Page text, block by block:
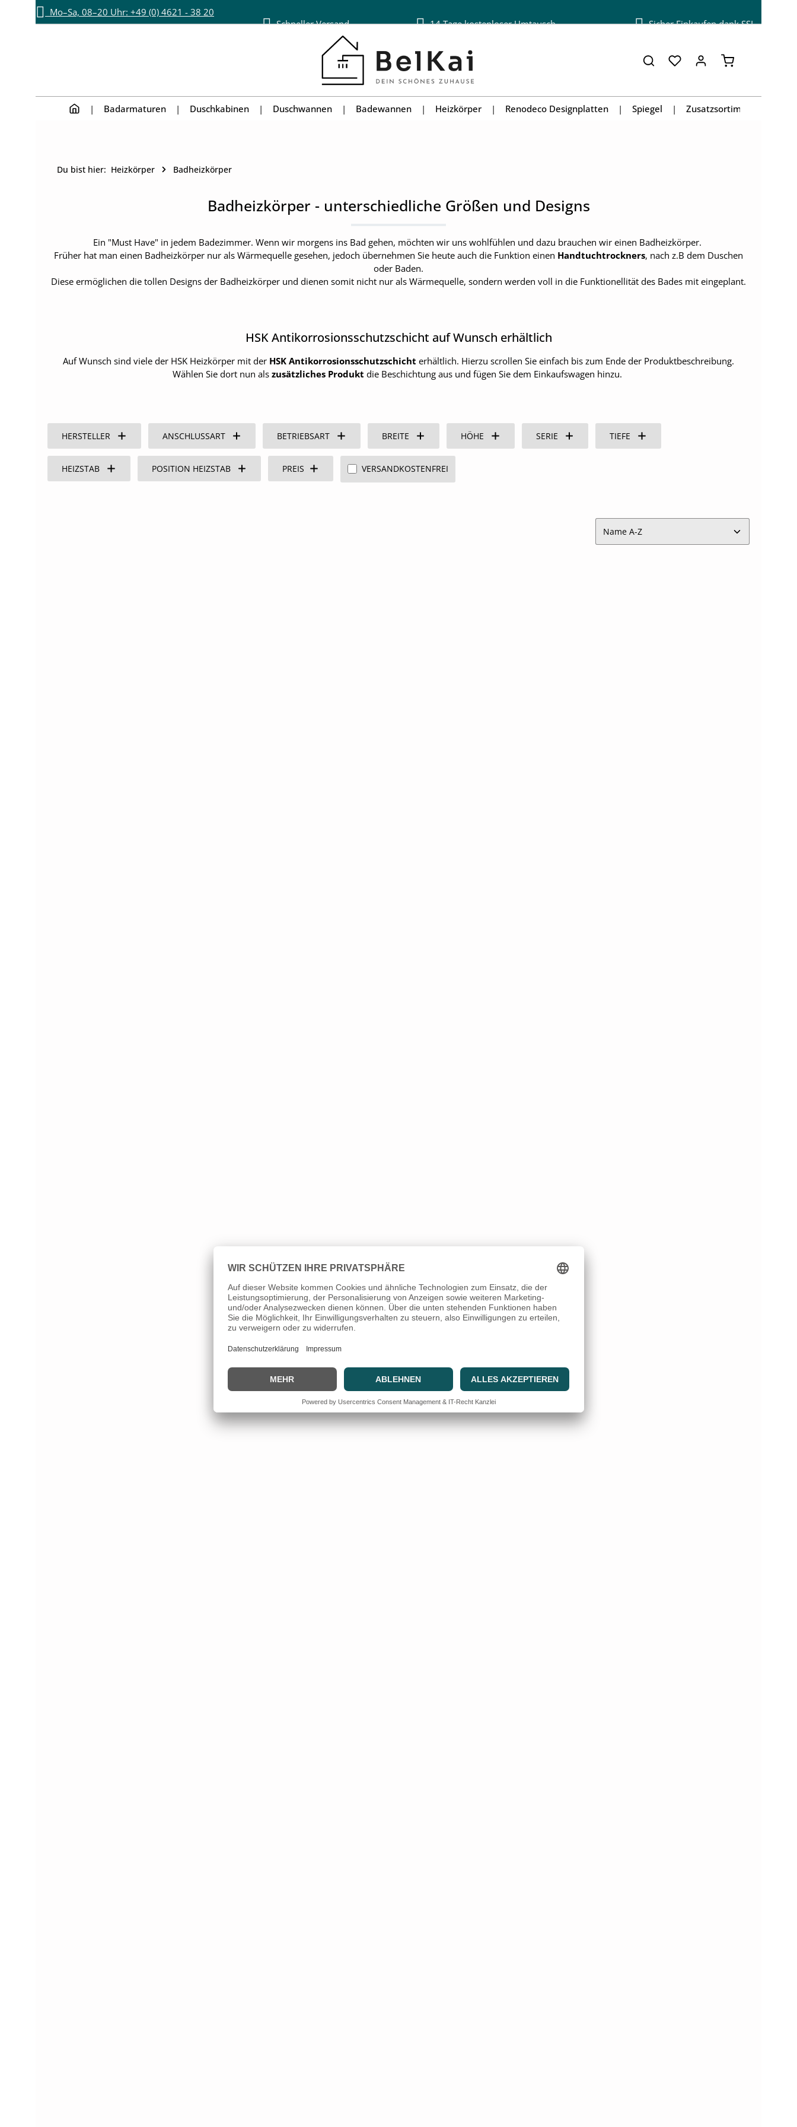
Zum Hauptinhalt springen
Zur Hauptnavigation springen
Mo–Sa, 08–20 Uhr: +49 (0) 4621 - 38 20
Schneller Versand 14 Tage kostenloser Umtausch Sicher Einkaufen dank SSL
Warenkorb
Badarmaturen Duschkabinen Duschwannen Badewannen Heizkörper Renodeco Designplatten Spiegel Zusatzsortiment
Du bist hier: Heizkörper Badheizkörper
Badheizkörper - unterschiedliche Größen und Designs
Ein "Must Have" in jedem Badezimmer. Wenn wir morgens ins Bad gehen, möchten wir uns wohlfühlen und dazu brauchen wir einen Badheizkörper.
Früher hat man einen Badheizkörper nur als Wärmequelle gesehen, jedoch übernehmen Sie heute auch die Funktion einen Handtuchtrockners, nach z.B dem Duschen
oder Baden.
Diese ermöglichen die tollen Designs der Badheizkörper und dienen somit nicht nur als Wärmequelle, sondern werden voll in die Funktionellität des Bades mit eingeplant.
HSK Antikorrosionsschutzschicht auf Wunsch erhältlich
Auf Wunsch sind viele der HSK Heizkörper mit der HSK Antikorrosionsschutzschicht erhältlich. Hierzu scrollen Sie einfach bis zum Ende der Produktbeschreibung.
Wählen Sie dort nun als zusätzliches Produkt die Beschichtung aus und fügen Sie dem Einkaufswagen hinzu.
HERSTELLER ANSCHLUSSART BETRIEBSART BREITE HÖHE SERIE TIEFE
HEIZSTAB POSITION HEIZSTAB PREIS FILTER HINZUFÜGEN: VERSANDKOSTENFREI
VERSANDKOSTENFREI